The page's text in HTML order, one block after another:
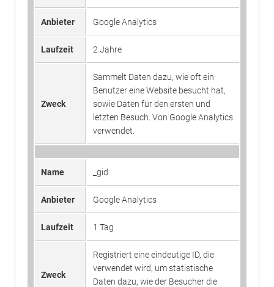
Anbieter Google Analytics
Laufzeit 2 Jahre
Zweck
Sammelt Daten dazu, wie oft ein
Benutzer eine Website besucht hat,
sowie Daten für den ersten und
letzten Besuch. Von Google Analytics
verwendet.
Name _gid
Anbieter Google Analytics
Laufzeit 1 Tag
Zweck
Registriert eine eindeutige ID, die
verwendet wird, um statistische
Daten dazu, wie der Besucher die